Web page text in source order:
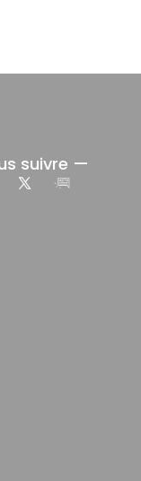
suivre —